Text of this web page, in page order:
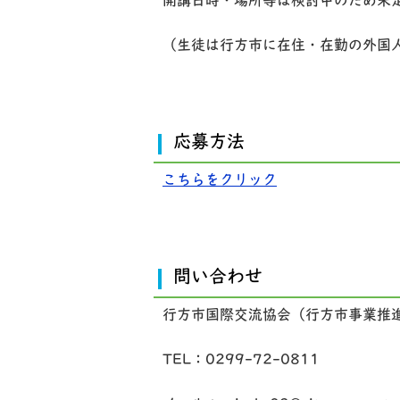
（生徒は行方市に在住・在勤の外国
応募方法
こちらをクリック
問い合わせ
行方市国際交流協会（行方市事業推
TEL：0299-72-0811